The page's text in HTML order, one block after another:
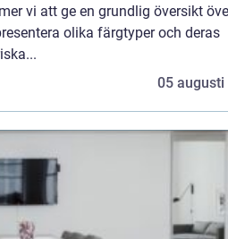
vi att ge en grundlig översikt
olika färgtyper och deras
05 augusti